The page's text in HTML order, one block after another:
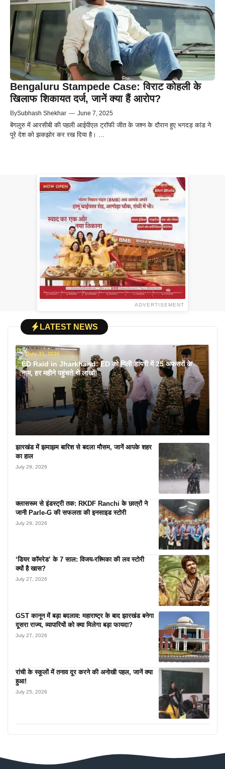
Bengaluru Stampede Case: विराट कोहली के
खिलाफ शिकायत दर्ज, जानें क्या हैं आरोप?
BySubhash Shekhar — June 7, 2025
बेंगलुरु में आरसीबी की पहली आईपीएल ट्रॉफी जीत के जश्न के दौरान हुए भगदड़ कांड ने
पूरे देश को झकझोर कर रख दिया है। ...
ADVERTISEMENT
LATEST NEWS
July 31, 2026
ED Raid in Jharkhand: ED को मिली डायरी में 25 अफसरों के
नाम, हर महीने पहुंचते थे लाखों!
झारखंड में झमाझम बारिश से बदला मौसम, जानें आपके शहर
का हाल
July 29, 2026
क्लासरूम से इंडस्ट्री तक: RKDF Ranchi के छात्रों ने
जानी Parle-G की सफलता की इनसाइड स्टोरी
July 29, 2026
‘डियर कॉमरेड’ के 7 साल: विजय-रश्मिका की लव स्टोरी
क्यों है खास?
July 27, 2026
GST कानून में बड़ा बदलाव: महाराष्ट्र के बाद झारखंड बनेगा
दूसरा राज्य, व्यापारियों को क्या मिलेगा बड़ा फायदा?
July 27, 2026
रांची के स्कूलों में तनाव दूर करने की अनोखी पहल, जानें क्या
हुआ!
July 25, 2026